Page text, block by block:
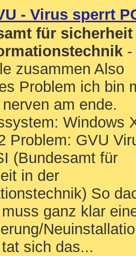
- Virus sperrt
für
-
zusammen Also
Problem ich bin
am ende.
Windows
Problem: GVU
(Bundesamt für
in der
So
ganz klar
sich das...